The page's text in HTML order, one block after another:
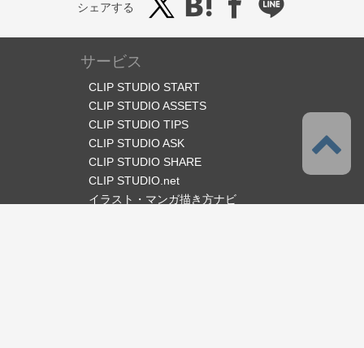
シェアする
サービス
CLIP STUDIO START
CLIP STUDIO ASSETS
CLIP STUDIO TIPS
CLIP STUDIO ASK
CLIP STUDIO SHARE
CLIP STUDIO.net
イラスト・マンガ描き方ナビ